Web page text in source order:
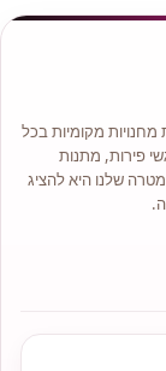
מקומיות בכל
פירות, מתנות
שלנו היא להציג